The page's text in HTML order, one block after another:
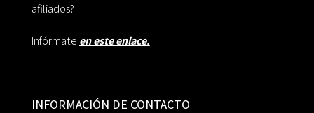
afiliados?
Infórmate en este enlace.
INFORMACIÓN DE CONTACTO